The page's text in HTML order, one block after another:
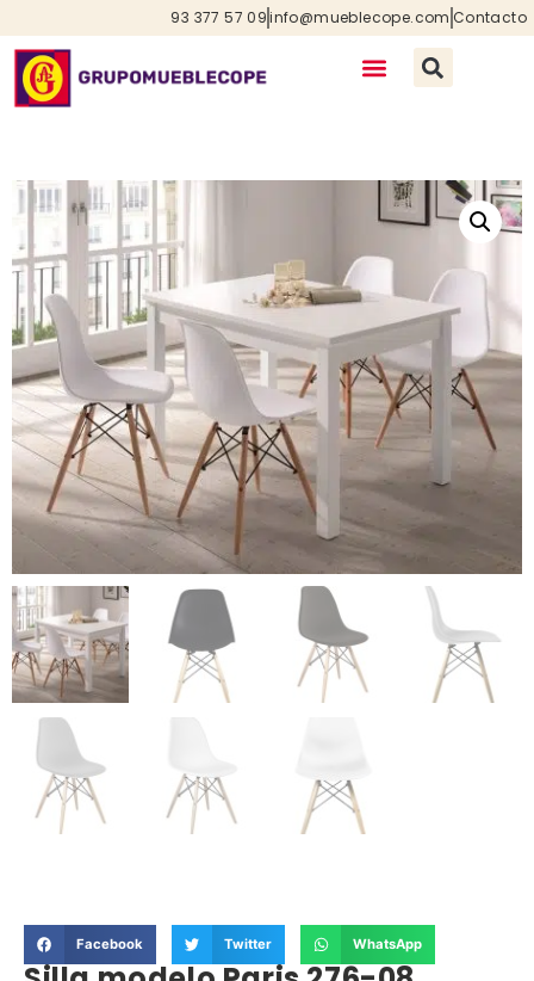
93 377 57 09info@mueblecope.com Contacto
Facebook Twitter WhatsApp